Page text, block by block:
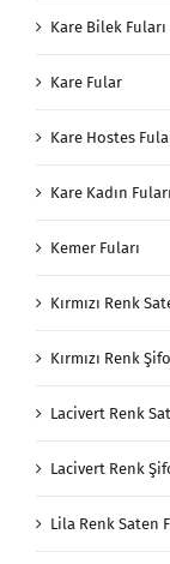
Kare Bilek Fuları
Kare Fular
Kare Hostes
Kare Kadın Fuları
Kemer Fuları
Kırmızı Renk
Kırmızı Renk
Lacivert Renk
Lacivert Renk
Lila Renk Saten